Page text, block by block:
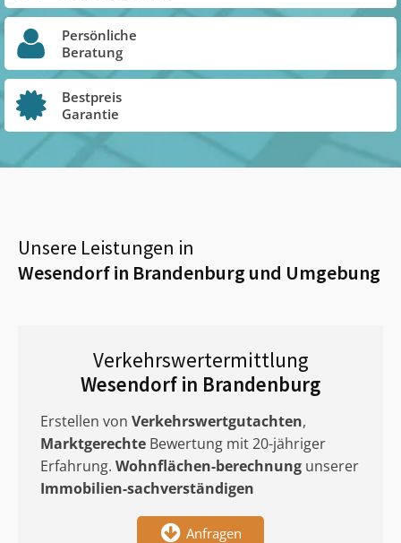
Persönliche
Beratung
Bestpreis
Garantie
Unsere Leistungen in
Wesendorf in Brandenburg und Umgebung
Verkehrswertermittlung
Wesendorf in Brandenburg
Erstellen von Verkehrswertgutachten,
Marktgerechte Bewertung mit 20-jähriger
Erfahrung. Wohnflächen-berechnung unserer
Immobilien-sachverständigen
Anfragen